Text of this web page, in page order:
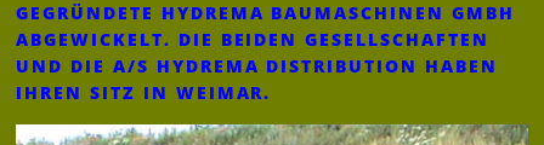
GEGRÜNDETE HYDREMA BAUMASCHINEN GMBH
ABGEWICKELT. DIE BEIDEN GESELLSCHAFTEN
UND DIE A/S HYDREMA DISTRIBUTION HABEN
IHREN SITZ IN WEIMAR.